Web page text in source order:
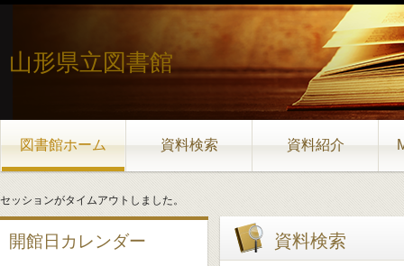
山形県立図書館
図書館ホーム 資料検索 資料紹介
セッションがタイムアウトしました。
開館日カレンダー 資料検索